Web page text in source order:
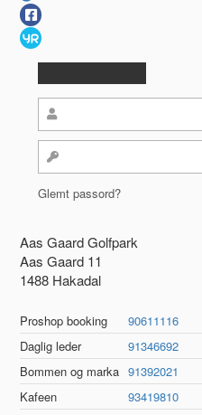
Glemt passord?
Aas Gaard Golfpark
Aas Gaard 11
1488 Hakadal
Proshop booking
90611116
Daglig leder
91346692
Bommen og marka 91392021
Kafeen
93419810